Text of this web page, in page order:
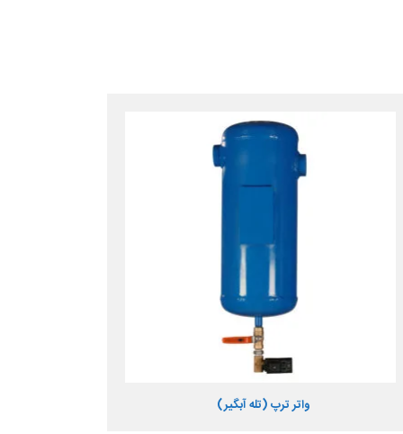
واتر ترپ (تله آبگیر)